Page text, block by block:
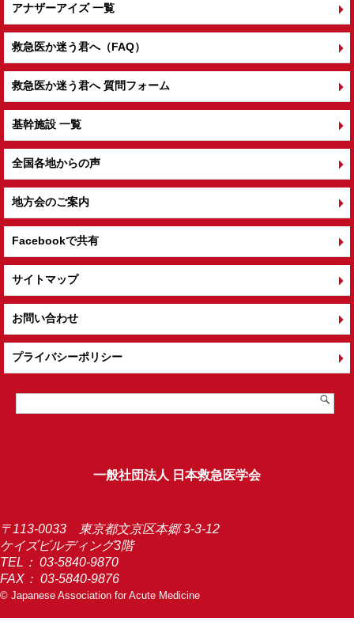
アナザーアイズ 一覧
救急医か迷う君へ（FAQ）
救急医か迷う君へ 質問フォーム
基幹施設 一覧
全国各地からの声
地方会のご案内
Facebookで共有
サイトマップ
お問い合わせ
プライバシーポリシー
一般社団法人 日本救急医学会
〒113-0033 東京都文京区本郷 3-3-12
ケイズビルディング3階
TEL： 03-5840-9870
FAX： 03-5840-9876
© Japanese Association for Acute Medicine